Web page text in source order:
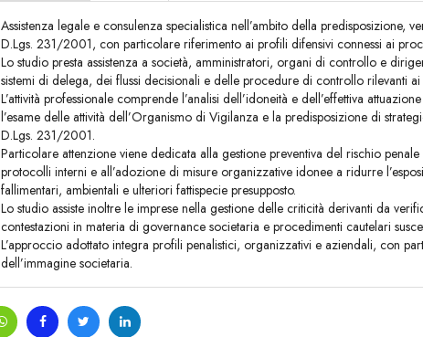
Assistenza legale e consulenza specialistica nell’ambito della
D.Lgs. 231/2001, con particolare riferimento ai profili difensivi connessi ai
Lo studio presta assistenza a società, amministratori, organi di controllo e
sistemi di delega, dei flussi decisionali e delle procedure di controllo rilevanti
L’attività professionale comprende l’analisi dell’idoneità e dell’effettiva
l’esame delle attività dell’Organismo di Vigilanza e la predisposizione di
D.Lgs. 231/2001.
Particolare attenzione viene dedicata alla gestione preventiva del rischio
protocolli interni e all’adozione di misure organizzative idonee a ridurre
fallimentari, ambientali e ulteriori fattispecie presupposto.
Lo studio assiste inoltre le imprese nella gestione delle criticità derivanti da
contestazioni in materia di governance societaria e procedimenti cautelari
L’approccio adottato integra profili penalistici, organizzativi e aziendali, con
dell’immagine societaria.